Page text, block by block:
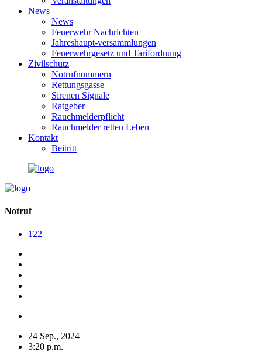
News
News
Feuerwehr Nachrichten
Jahreshaupt-versammlungen
Feuerwehrgesetz und Tarifordnung
Zivilschutz
Notrufnummern
Rettungsgasse
Sirenen Signale
Ratgeber
Rauchmelderpflicht
Rauchmelder retten Leben
Kontakt
Beitritt
Notruf
122
24 Sep., 2024
3:20 p.m.